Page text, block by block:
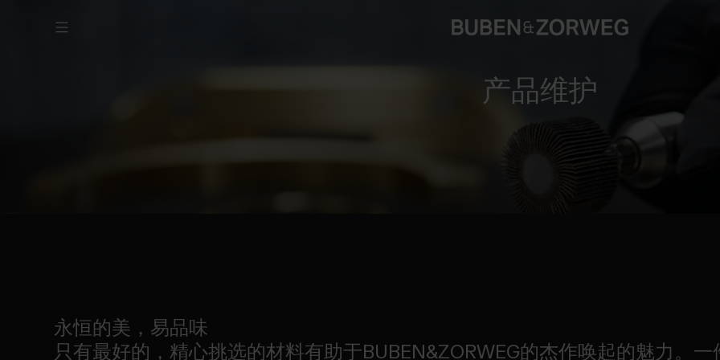
产品维护
永恒的美，易品味
只有最好的，精心挑选的材料有助于BUBEN&ZORWEG的杰作唤起的魅力。一